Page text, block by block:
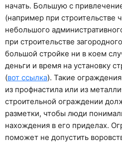
начать. Большую с
(например при строительстве
небольшого
при строительстве
большой стройке ни в коем
деньги и время на установку
(вот ссылка). Такие
из профнастила или из
строительной ограждении
разметки, чтобы люди
нахождения в его приделах.
поможет не допустить